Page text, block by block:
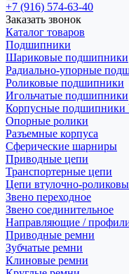
+7 (916) 574-63-40
Заказать звонок
Каталог товаров
Подшипники
Шариковые подшипники
Радиально-упорные
Роликовые подшипники
Игольчатые подшипники
Корпусные подшипники
Опорные ролики
Разъемные корпуса
Сферические шарниры
Приводные цепи
Транспортерные цепи
Цепи втулочно-
Звено переходное
Звено соединительное
Направляющие /
Приводные ремни
Зубчатые ремни
Клиновые ремни